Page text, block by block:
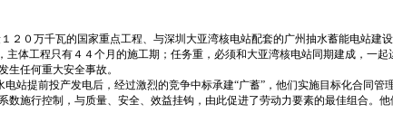
２０万千瓦的国家重点工程、与深圳大亚湾核电站配套的广州抽水蓄能电站建
主体工程只有４４个月的施工期；任务重，必须和大亚湾核电站同期建成，
生任何重大安全事故。
站提前投产发电后，经过激烈的竞争中标承建“广蓄”，他们实施目标化合同
数施行控制，与质量、安全、效益挂钩，由此促进了劳动力要素的最佳组合